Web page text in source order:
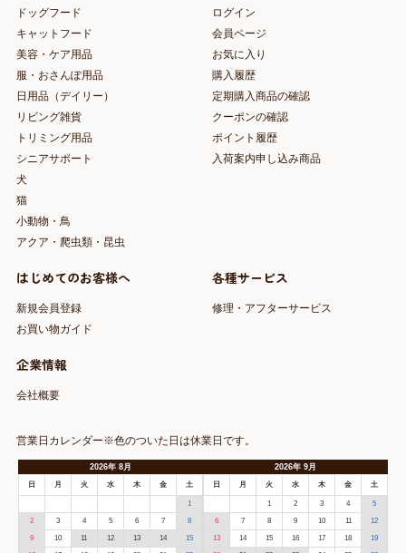
ドッグフード
キャットフード
美容・ケア用品
服・おさんぽ用品
日用品（デイリー）
リビング雑貨
トリミング用品
シニアサポート
犬
猫
小動物・鳥
アクア・爬虫類・昆虫
ログイン
会員ページ
お気に入り
購入履歴
定期購入商品の確認
クーポンの確認
ポイント履歴
入荷案内申し込み商品
はじめてのお客様へ
新規会員登録
お買い物ガイド
各種サービス
修理・アフターサービス
企業情報
会社概要
営業日カレンダー※色のついた日は休業日です。
2026年 8月
日 月 火 水 木 金 土
1
2 3 4 5 6 7 8
9 10 11 12 13 14 15
2026年9月
日 月 火 水 木 金 土
1 2 3 4 5
6 7 8 9 10 11 12
13 14 15 16 17 18 19